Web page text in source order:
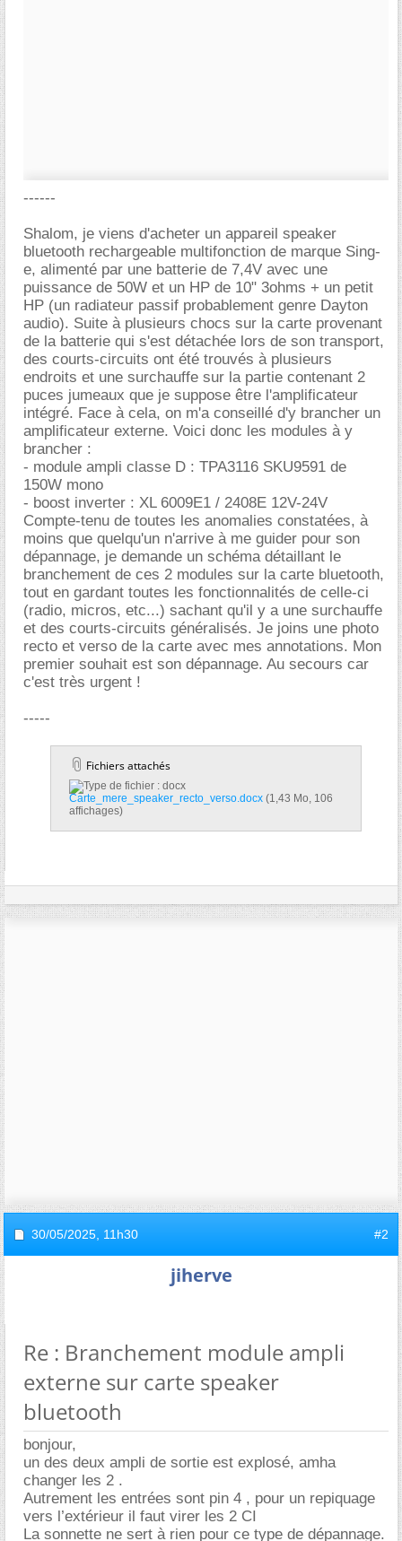
------
Shalom, je viens d'acheter un appareil speaker
bluetooth rechargeable multifonction de marque Sing-
e, alimenté par une batterie de 7,4V avec une
puissance de 50W et un HP de 10" 3ohms + un petit
HP (un radiateur passif probablement genre Dayton
audio). Suite à plusieurs chocs sur la carte provenant
de la batterie qui s'est détachée lors de son transport,
des courts-circuits ont été trouvés à plusieurs
endroits et une surchauffe sur la partie contenant 2
puces jumeaux que je suppose être l'amplificateur
intégré. Face à cela, on m'a conseillé d'y brancher un
amplificateur externe. Voici donc les modules à y
brancher :
- module ampli classe D : TPA3116 SKU9591 de
150W mono
- boost inverter : XL 6009E1 / 2408E 12V-24V
Compte-tenu de toutes les anomalies constatées, à
moins que quelqu'un n'arrive à me guider pour son
dépannage, je demande un schéma détaillant le
branchement de ces 2 modules sur la carte bluetooth,
tout en gardant toutes les fonctionnalités de celle-ci
(radio, micros, etc...) sachant qu'il y a une surchauffe
et des courts-circuits généralisés. Je joins une photo
recto et verso de la carte avec mes annotations. Mon
premier souhait est son dépannage. Au secours car
c'est très urgent !
-----
Fichiers attachés
Carte_mere_speaker_recto_verso.docx‎
affichages)
30/05/2025, 11h30 #2
jiherve
Re : Branchement module ampli
externe sur carte speaker
bluetooth
bonjour,
un des deux ampli de sortie est explosé, amha
changer les 2 .
Autrement les entrées sont pin 4 , pour un repiquage
vers l’extérieur il faut virer les 2 CI
La sonnette ne sert à rien pour ce type de dépannage.